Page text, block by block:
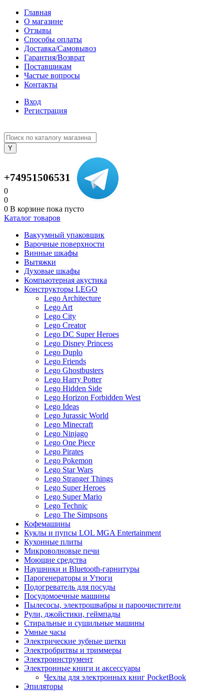
Главная
О магазине
Отзывы
Способы оплаты
Доставка/Самовывоз
Гарантия/Возврат
Поставщикам
Частые вопросы
Контакты
Вход
Регистрация
+74951506531
0
0
0 В корзине пока пусто
Каталог товаров
Вакуумный упаковщик
Варочные поверхности
Винные шкафы
Вытяжки
Духовые шкафы
Компьютерная акустика
Конструкторы LEGO
Lego Architecture
Lego Art
Lego City
Lego Creator
Lego DC Super Heroes
Lego Disney Princess
Lego Duplo
Lego Friends
Lego Ghostbusters
Lego Harry Potter
Lego Hidden Side
Lego Horizon Forbidden West
Lego Ideas
Lego Jurassic World
Lego Minecraft
Lego Ninjago
Lego One Piece
Lego Pirates
Lego Pokemon
Lego Star Wars
Lego Stranger Things
Lego Super Heroes
Lego Super Mario
Lego Technic
Lego The Simpsons
Кофемашины
Куклы и пупсы LOL MGA Entertainment
Кухонные плиты
Микроволновые печи
Моющие средства
Наушники и Bluetooth-гарнитуры
Парогенераторы и Утюги
Подогреватель для посуды
Посудомоечные машины
Пылесосы, электрошвабры и пароочистители
Рули, джойстики, геймпады
Стиральные и сушильные машины
Умные часы
Электрические зубные щетки
Электробритвы и триммеры
Электроинструмент
Электронные книги и аксессуары
Чехлы для электронных книг PocketBook
Эпиляторы